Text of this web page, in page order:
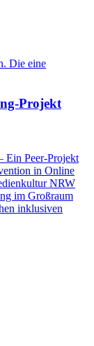
Projekt
Ein Peer-Projekt
in Online
NRW
im Großraum
inklusiven